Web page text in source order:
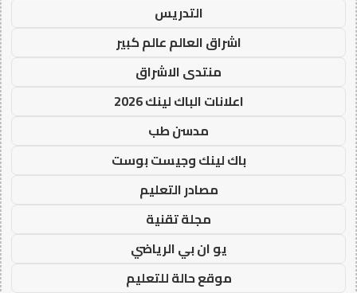
التدريس
اشراق العالم عالم كبير
منتدى الاشراق
اعلانات الباك لينك 2026
مدسن طب
باك لينك وجيست بوست
مصادر التعليم
مجلة تقنية
يو ان بي الرياضي
موقع حالة للتعليم